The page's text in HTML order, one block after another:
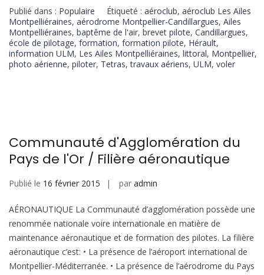
Publié dans : Populaire Étiqueté : aéroclub, aéroclub Les Ailes
Montpelliéraines, aérodrome Montpellier-Candillargues, Ailes
Montpelliéraines, baptême de l'air, brevet pilote, Candillargues,
école de pilotage, formation, formation pilote, Hérault,
information ULM, Les Ailes Montpelliéraines, littoral, Montpellier,
photo aérienne, piloter, Tetras,travaux aériens, ULM, voler
Communauté d'Agglomération du
Pays de l'Or / Filière aéronautique
Publié le 16 février 2015 par admin
AÉRONAUTIQUE La Communauté d’agglomération possède une
renommée nationale voire internationale en matière de
maintenance aéronautique et de formation des pilotes. La filière
aéronautique c’est: • La présence de l’aéroport international de
Montpellier-Méditerranée. • La présence de l’aérodrome du Pays